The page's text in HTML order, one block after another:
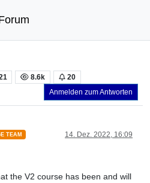
8.6k
20
Anmelden zum Antworten
TEAM 14. Dez. 2022, 16:09
the V2 course has been and will